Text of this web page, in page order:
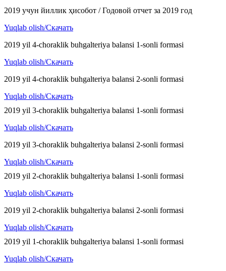
2019 учун йиллик ҳисобот / Годовой отчет за 2019 год
Yuqlab olish/Скачать
2019 yil 4-choraklik buhgalteriya balansi 1-sonli formasi
Yuqlab olish/Скачать
2019 yil 4-choraklik buhgalteriya balansi 2-sonli formasi
Yuqlab olish/Скачать
2019 yil 3-choraklik buhgalteriya balansi 1-sonli formasi
Yuqlab olish/Скачать
2019 yil 3-choraklik buhgalteriya balansi 2-sonli formasi
Yuqlab olish/Скачать
2019 yil 2-choraklik buhgalteriya balansi 1-sonli formasi
Yuqlab olish/Скачать
2019 yil 2-choraklik buhgalteriya balansi 2-sonli formasi
Yuqlab olish/Скачать
2019 yil 1-choraklik buhgalteriya balansi 1-sonli formasi
Yuqlab olish/Скачать